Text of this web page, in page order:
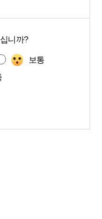
니까?
보통